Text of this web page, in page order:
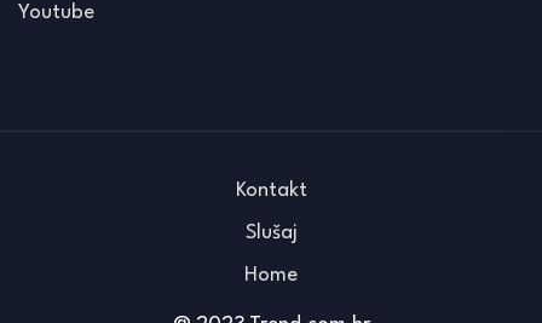
Youtube
Kontakt
Slušaj
Home